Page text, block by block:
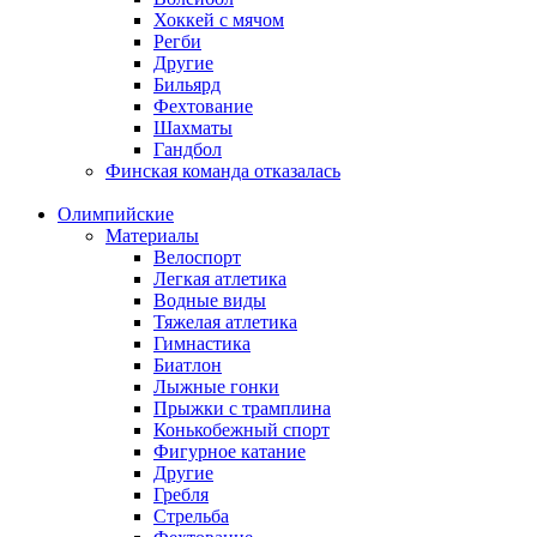
Хоккей с мячом
Регби
Другие
Бильярд
Фехтование
Шахматы
Гандбол
Финская команда отказалась
Олимпийские
Материалы
Велоспорт
Легкая атлетика
Водные виды
Тяжелая атлетика
Гимнастика
Биатлон
Лыжные гонки
Прыжки с трамплина
Конькобежный спорт
Фигурное катание
Другие
Гребля
Стрельба